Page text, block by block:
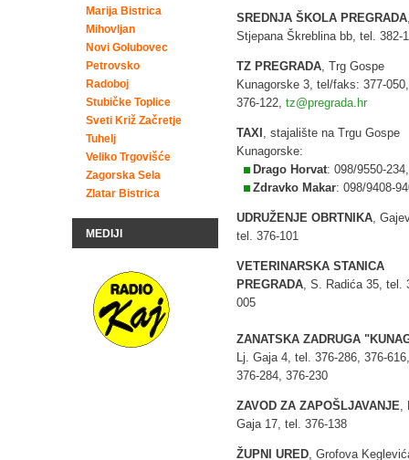
Marija Bistrica
Mihovljan
Novi Golubovec
Petrovsko
Radoboj
Stubičke Toplice
Sveti Križ Začretje
Tuhelj
Veliko Trgovišće
Zagorska Sela
Zlatar Bistrica
MEDIJI
SREDNJA ŠKOLA PREGRADA
Stjepana Škreblina bb, tel. 382-
TZ PREGRADA, Trg Gospe
Kunagorske 3, tel/faks: 377-
376-122, tz@pregrada.hr
TAXI , stajalište na Trgu Gospe
Kunagorske:
Drago Horvat: 098/9550-234,
Zdravko Makar: 098/9408-
UDRUŽENJE OBRTNIKA,
tel. 376-101
VETERINARSKA STANICA
PREGRADA, S. Radića 35, tel.
005
ZANATSKA ZADRUGA
Lj. Gaja 4, tel. 376-286, 376-616,
376-284, 376-230
ZAVOD ZA ZAPOŠLJAVANJE,
Gaja 17, tel. 376-138
ŽUPNI URED, Grofova